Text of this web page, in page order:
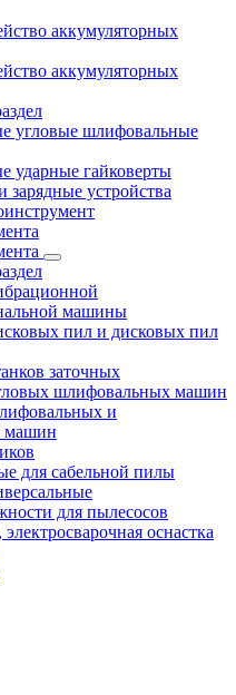
аккумуляторных
аккумуляторных
угловые шлифовальные
ударные гайковерты
устройства
машины
пил и дисковых пил
заточных
шлифовальных машин
и
машин
для сабельной пилы
для пылесосов
оснастка